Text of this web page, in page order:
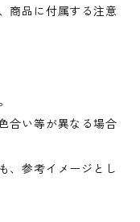
商品に付属する注意
合い等が異なる場合
、参考イメージとし